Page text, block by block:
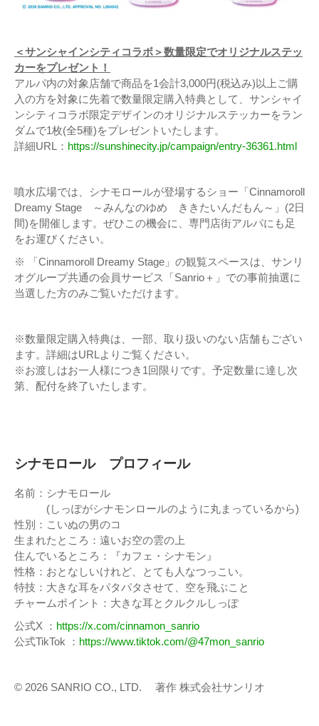
＜サンシャインシティコラボ＞数量限定でオリジナルステッ
カーをプレゼント！
アルパ内の対象店舗で商品を1会計3,000円(税込み)以上ご購
入の方を対象に先着で数量限定購入特典として、サンシャイ
ンシティコラボ限定デザインのオリジナルステッカーをラン
ダムで1枚(全5種)をプレゼントいたします。
詳細URL： https://sunshinecity.jp/campaign/entry-36361.html
噴水広場では、シナモロールが登場するショー「Cinnamoroll
Dreamy Stage ～みんなのゆめ ききたいんだもん～」(2日
間)を開催します。ぜひこの機会に、専門店街アルパにも足
をお運びください。
※ 「Cinnamoroll Dreamy Stage」の観覧スペースは、サンリ
オグループ共通の会員サービス「Sanrio＋」での事前抽選に
当選した方のみご覧いただけます。
※数量限定購入特典は、一部、取り扱いのない店舗もござい
ます。詳細はURLよりご覧ください。
※お渡しはお一人様につき1回限りです。予定数量に達し次
第、配付を終了いたします。
シナモロール プロフィール
名前：シナモロール
(しっぽがシナモンロールのように丸まっているから)
性別：こいぬの男のコ
生まれたところ：遠いお空の雲の上
住んでいるところ：『カフェ・シナモン』
性格：おとなしいけれど、とても人なつっこい。
特技：大きな耳をパタパタさせて、空を飛ぶこと
チャームポイント：大きな耳とクルクルしっぽ
公式X ： https://x.com/cinnamon_sanrio
公式TikTok ： https://www.tiktok.com/@47mon_sanrio
© 2026 SANRIO CO., LTD. 著作 株式会社サンリオ